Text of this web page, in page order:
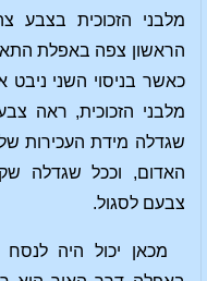
מלבני הזכוכית בצבע
הראשון צפה באפלת התא
כאשר בניסוי השני
מלבני הזכוכית, ראה
שגדלה מידת העכירות של
האדום, וככל שגדלה
צבעם לסגול.
מכאן יכול היה